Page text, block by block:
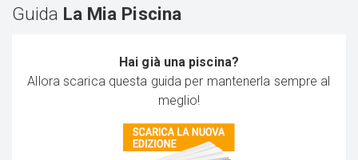
Guida La Mia Piscina
Hai già una piscina?
Allora scarica questa guida per mantenerla sempre al
meglio!